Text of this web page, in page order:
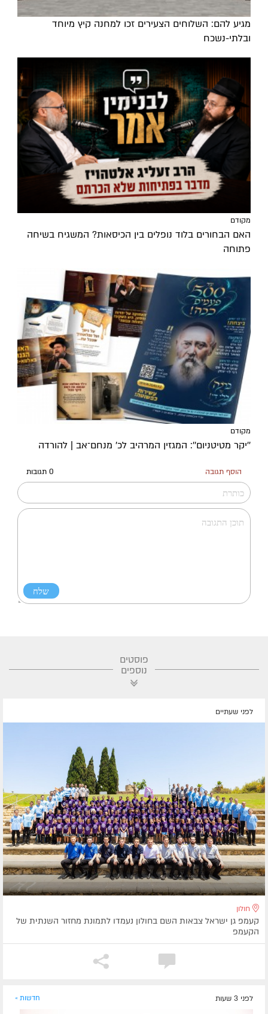
מגיע להם: השלוחים הצעירים זכו למחנה קיץ מיוחד
ובלתי-נשכח
מקודם
האם הבחורים בלוד נופלים בין הכיסאות? המשגיח בשיחה
פתוחה
מקודם
''יקר מטיטניום'': המגזין המרהיב לכ’ מנחם־אב | להורדה
הוסף תגובה 0 תגובות
פוסטים
נוספים
לפני שעתיים
חולון
קעמפ גן ישראל צבאות השם בחולון נעמדו לתמונת מחזור השנתית של
הקעמפ
לפני 3 שעות חדשות »